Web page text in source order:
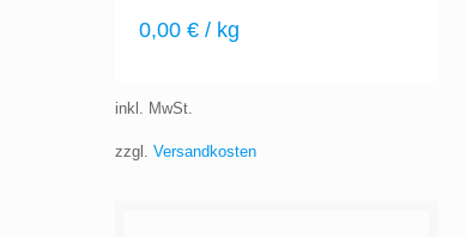
0,00 €/ kg
inkl. MwSt.
zzgl. Versandkosten